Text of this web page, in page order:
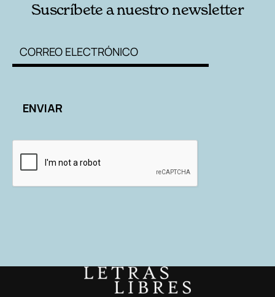
Suscríbete a nuestro newsletter